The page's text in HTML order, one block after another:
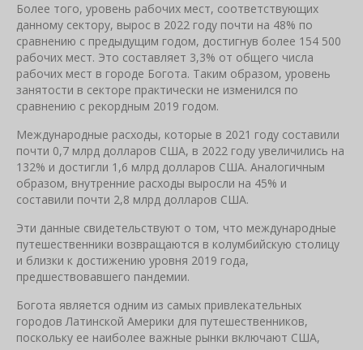
Более того, уровень рабочих мест, соответствующих
данному сектору, вырос в 2022 году почти на 48% по
сравнению с предыдущим годом, достигнув более 154 500
рабочих мест. Это составляет 3,3% от общего числа
рабочих мест в городе Богота. Таким образом, уровень
занятости в секторе практически не изменился по
сравнению с рекордным 2019 годом.
Международные расходы, которые в 2021 году составили
почти 0,7 млрд долларов США, в 2022 году увеличились на
132% и достигли 1,6 млрд долларов США. Аналогичным
образом, внутренние расходы выросли на 45% и
составили почти 2,8 млрд долларов США.
Эти данные свидетельствуют о том, что международные
путешественники возвращаются в колумбийскую столицу
и близки к достижению уровня 2019 года,
предшествовавшего пандемии.
Богота является одним из самых привлекательных
городов Латинской Америки для путешественников,
поскольку ее наиболее важные рынки включают США,